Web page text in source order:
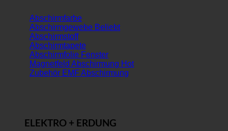
Abschirmfarbe
Abschirmgewebe
Abschirmstoff
Abschirmtapete
Abschirmfolie Fenster
Magnetfeld Abschirmung
Zubehör EMF Abschirmung
ELEKTRO + ERDUNG